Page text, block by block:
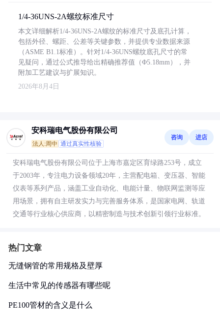
1/4-36UNS-2A螺纹标准尺寸
本文详细解析1/4-36UNS-2A螺纹的标准尺寸及底孔计算，
包括外径、螺距、公差等关键参数，并提供专业数据来源
（ASME B1.1标准）。针对1/4-36UNS螺纹底孔尺寸的常
见疑问，通过公式推导给出精确推荐值（Φ5.18mm），并
附加工艺建议与扩展知识。
2026年8月4日
安科瑞电气股份有限公司
法人:周中 通过真实性核验
咨询 进店
安科瑞电气股份有限公司位于上海市嘉定区育绿路253号，成立
于2003年，专注电力设备领域20年，主营配电箱、变压器、智能
仪表等系列产品，涵盖工业自动化、电能计量、物联网监测等应
用场景，拥有自主研发实力与完善服务体系，是国家电网、轨道
交通等行业核心供应商，以精密制造与技术创新引领行业标准。
热门文章
无缝钢管的常用规格及壁厚
生活中常见的传感器有哪些呢
PE100管材的含义是什么